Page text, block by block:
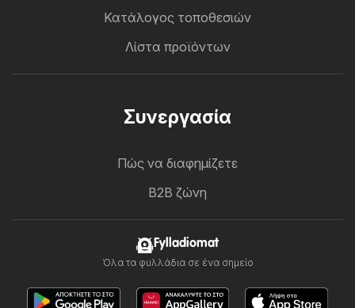
Κατάλογος τοποθεσιών
Λίστα προϊόντων
Συνεργασία
Πώς να διαφημίζετε
B2B ζώνη
Fylladiomat
Όλα τα φυλλάδια σε ένα σημείο